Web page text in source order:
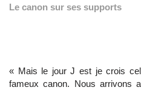
Le canon sur ses supports
« Mais le jour J est je crois
fameux canon. Nous arrivons